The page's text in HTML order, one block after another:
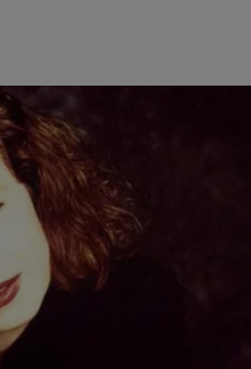
maturata nacque la